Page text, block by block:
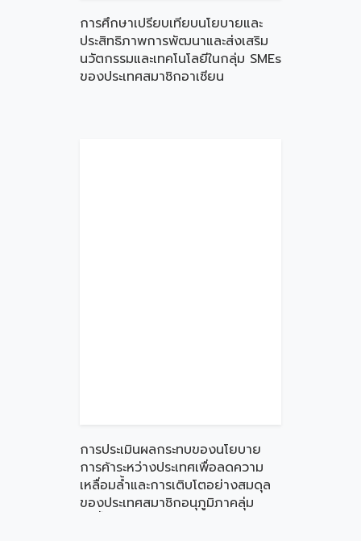
การศึกษาเปรียบเทียบนโยบายและ
ประสิทธิภาพการพัฒนาและส่งเสริม
นวัตกรรมและเทคโนโลยีในกลุ่ม SMEs
ของประเทศสมาชิกอาเซียน
การประเมินผลกระทบของนโยบาย
การค้าระหว่างประเทศเพื่อลดความ
เหลื่อมล้ำและการเติบโตอย่างสมดุล
ของประเทศสมาชิกอนุภูมิภาคลุ่ม